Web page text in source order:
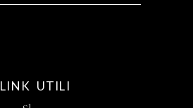
LINK UTILI